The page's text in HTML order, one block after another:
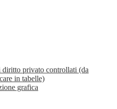
diritto privato controllati (da
in tabelle)
grafica